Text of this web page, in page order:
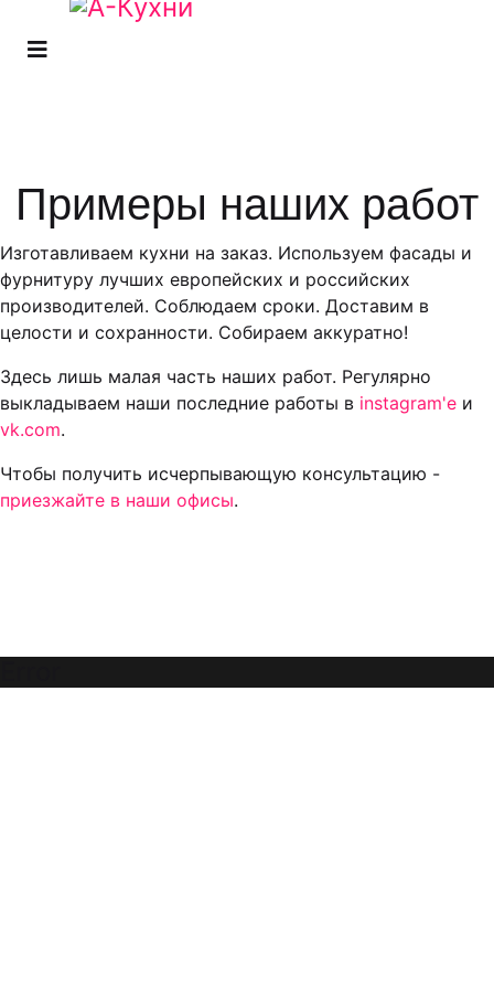
Примеры наших работ
Изготавливаем кухни на заказ. Используем фасады и
фурнитуру лучших европейских и российских
производителей. Соблюдаем сроки. Доставим в
целости и сохранности. Собираем аккуратно!
Здесь лишь малая часть наших работ. Регулярно
выкладываем наши последние работы в instagram'е и
vk.com.
Чтобы получить исчерпывающую консультацию -
приезжайте в наши офисы.